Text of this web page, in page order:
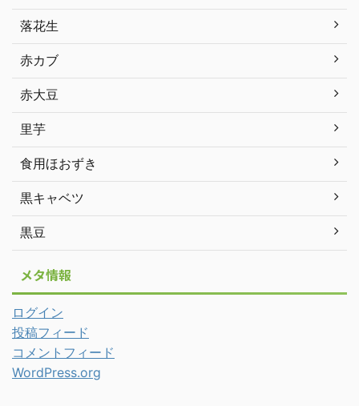
落花生
赤カブ
赤大豆
里芋
食用ほおずき
黒キャベツ
黒豆
メタ情報
ログイン
投稿フィード
コメントフィード
WordPress.org